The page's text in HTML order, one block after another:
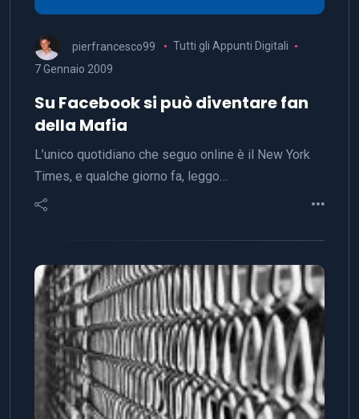
pierfrancesco99
Tutti gli Appunti Digitali
7 Gennaio 2009
Su Facebook si può diventare fan
della Mafia
L’unico quotidiano che seguo online è il New York
Times, e qualche giorno fa, leggo…